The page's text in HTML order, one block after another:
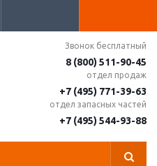
Звонок бесплатный
8 (800) 511-90-45
отдел продаж
+7 (495) 771-39-63
отдел запасных частей
+7 (495) 544-93-88